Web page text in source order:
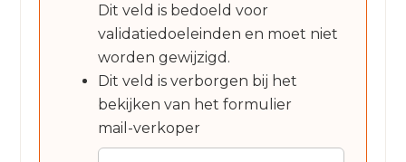
Dit veld is bedoeld voor
validatiedoeleinden en moet niet
worden gewijzigd.
Dit veld is verborgen bij het
bekijken van het formulier
mail-verkoper